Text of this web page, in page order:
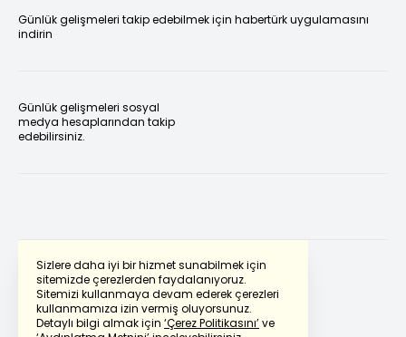
Sizlere daha iyi bir hizmet sunabilmek için
sitemizde çerezlerden faydalanıyoruz.
Sitemizi kullanmaya devam ederek çerezleri
kullanmamıza izin vermiş oluyorsunuz.
Detaylı bilgi almak için ‘Çerez Politikasını’ve
Günlük gelişmeleri takip edebilmek için habertürk uygulamasını
indirin
Günlük gelişmeleri sosyal
medya hesaplarından takip
edebilirsiniz.
Powered by Translate